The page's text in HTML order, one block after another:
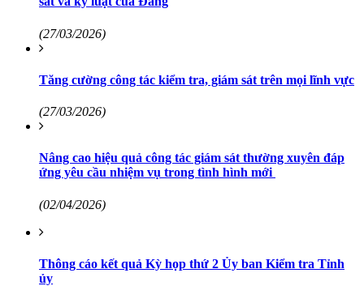
(27/03/2026)
Tăng cường công tác kiểm tra, giám sát trên mọi lĩnh vực
(27/03/2026)
Nâng cao hiệu quả công tác giám sát thường xuyên đáp
ứng yêu cầu nhiệm vụ trong tình hình mới
(02/04/2026)
Thông cáo kết quả Kỳ họp thứ 2 Ủy ban Kiểm tra Tỉnh
ủy